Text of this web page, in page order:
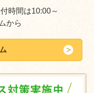
時間は10:00～
から